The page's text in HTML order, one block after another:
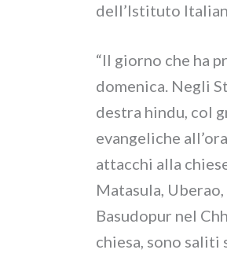
dell’Istituto
“Il gior­no che ha
dome­ni­ca. Negli
destra hin­du, col
evan­ge­li­che
attac­chi alla
Matasula,
Basudopur nel
chie­sa, sono sali­ti